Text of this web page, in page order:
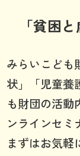
「貧困
みらいこども
状」「児童養
も財団の活動
ンラインセミ
まずはお気軽